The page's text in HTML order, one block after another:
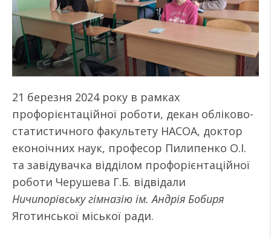
21 березня 2024 року в рамках
профорієнтаційної роботи, декан обліково-
статистичного факультету НАСОА, доктор
еконоічних наук, професор Пилипенко О.І.
та завідувачка відділом профорієнтаційної
роботи Черушева Г.Б. відвідали
Ничипорівську гімназію ім. Андрія Бобиря
Яготинської міської ради.